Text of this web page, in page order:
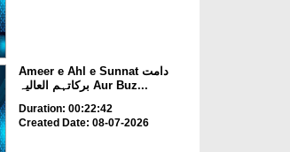
Ameer e Ahl e Sunnat دامت
برکاتہم العالیہ Aur Buz...
Duration: 00:22:42
Created Date: 08-07-2026